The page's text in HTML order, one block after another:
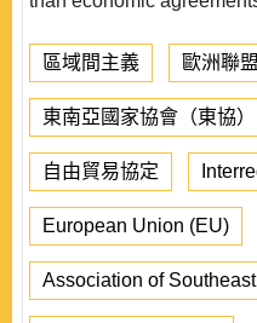
區域間主義 歐洲聯
東南亞國家協會（東協）
自由貿易協定
European Union (EU)
Association of